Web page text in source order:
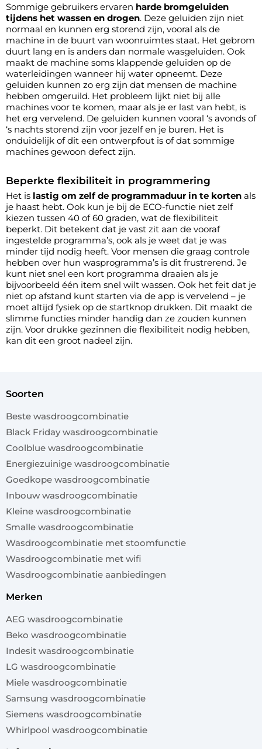
Sommige gebruikers ervaren harde bromgeluiden
tijdens het wassen en drogen. Deze geluiden zijn niet
normaal en kunnen erg storend zijn, vooral als de
machine in de buurt van woonruimtes staat. Het gebrom
duurt lang en is anders dan normale wasgeluiden. Ook
maakt de machine soms klappende geluiden op de
waterleidingen wanneer hij water opneemt. Deze
geluiden kunnen zo erg zijn dat mensen de machine
hebben omgeruild. Het probleem lijkt niet bij alle
machines voor te komen, maar als je er last van hebt, is
het erg vervelend. De geluiden kunnen vooral ‘s avonds of
‘s nachts storend zijn voor jezelf en je buren. Het is
onduidelijk of dit een ontwerpfout is of dat sommige
machines gewoon defect zijn.
Beperkte flexibiliteit in programmering
Het is lastig om zelf de programmaduur in te korten als
je haast hebt. Ook kun je bij de ECO-functie niet zelf
kiezen tussen 40 of 60 graden, wat de flexibiliteit
beperkt. Dit betekent dat je vast zit aan de vooraf
ingestelde programma’s, ook als je weet dat je was
minder tijd nodig heeft. Voor mensen die graag controle
hebben over hun wasprogramma’s is dit frustrerend. Je
kunt niet snel een kort programma draaien als je
bijvoorbeeld één item snel wilt wassen. Ook het feit dat je
niet op afstand kunt starten via de app is vervelend – je
moet altijd fysiek op de startknop drukken. Dit maakt de
slimme functies minder handig dan ze zouden kunnen
zijn. Voor drukke gezinnen die flexibiliteit nodig hebben,
kan dit een groot nadeel zijn.
soorten
Beste wasdroogcombinatie
Black Friday wasdroogcombinatie
Coolblue wasdroogcombinatie
Energiezuinige wasdroogcombinatie
Goedkope wasdroogcombinatie
Inbouw wasdroogcombinatie
Kleine wasdroogcombinatie
Smalle wasdroogcombinatie
Wasdroogcombinatie met stoomfunctie
Wasdroogcombinatie met wifi
Wasdroogcombinatie aanbiedingen
merken
AEG wasdroogcombinatie
Beko wasdroogcombinatie
Indesit wasdroogcombinatie
LG wasdroogcombinatie
Miele wasdroogcombinatie
Samsung wasdroogcombinatie
Siemens wasdroogcombinatie
Whirlpool wasdroogcombinatie